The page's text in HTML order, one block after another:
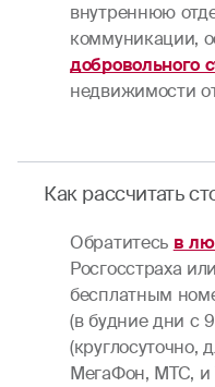
внутреннюю
коммуникации,
добровольного
недвижимости
Как рассчитать
Обратитесь в
Росгосстраха
бесплатным
(в будние дни c
(круглосуточно,
МегаФон, МТС, и